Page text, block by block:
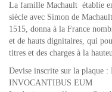
La famille Machault établie
siècle avec Simon de
1515, donna à la France
et de hauts dignitaires, qui
titres et des charges à la
Devise inscrite sur la plaque
INVOCANTIBUS EUM